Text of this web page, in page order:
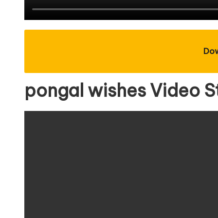
pongal wishes Video